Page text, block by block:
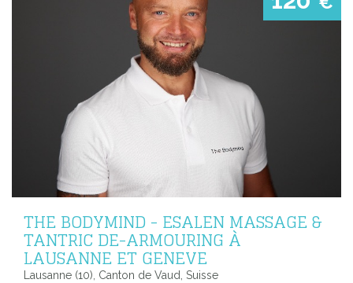
THE BODYMIND - ESALEN MASSAGE &
TANTRIC DE-ARMOURING À
LAUSANNE ET GENEVE
Lausanne (10), Canton de Vaud, Suisse